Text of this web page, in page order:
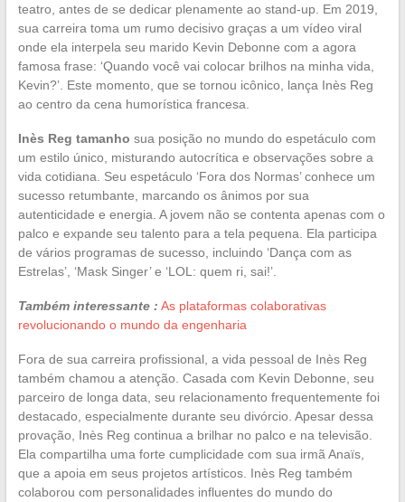
teatro, antes de se dedicar plenamente ao stand-up. Em 2019,
sua carreira toma um rumo decisivo graças a um vídeo viral
onde ela interpela seu marido Kevin Debonne com a agora
famosa frase: ‘Quando você vai colocar brilhos na minha vida,
Kevin?’. Este momento, que se tornou icônico, lança Inès Reg
ao centro da cena humorística francesa.
Inès Reg tamanho sua posição no mundo do espetáculo com
um estilo único, misturando autocrítica e observações sobre a
vida cotidiana. Seu espetáculo ‘Fora dos Normas’ conhece um
sucesso retumbante, marcando os ânimos por sua
autenticidade e energia. A jovem não se contenta apenas com o
palco e expande seu talento para a tela pequena. Ela participa
de vários programas de sucesso, incluindo ‘Dança com as
Estrelas’, ‘Mask Singer’ e ‘LOL: quem ri, sai!’.
Também interessante : As plataformas colaborativas
revolucionando o mundo da engenharia
Fora de sua carreira profissional, a vida pessoal de Inès Reg
também chamou a atenção. Casada com Kevin Debonne, seu
parceiro de longa data, seu relacionamento frequentemente foi
destacado, especialmente durante seu divórcio. Apesar dessa
provação, Inès Reg continua a brilhar no palco e na televisão.
Ela compartilha uma forte cumplicidade com sua irmã Anaïs,
que a apoia em seus projetos artísticos. Inès Reg também
colaborou com personalidades influentes do mundo do